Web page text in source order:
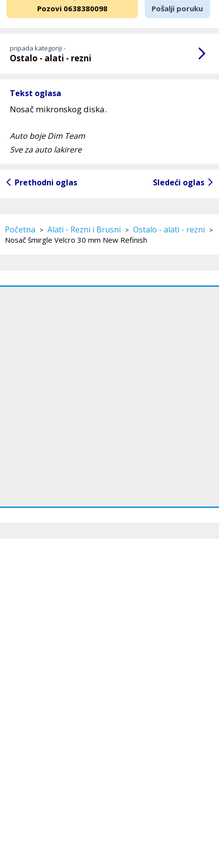
Pozovi 0638380098 Pošalji poruku
pripada kategoriji -
Ostalo - alati - rezni
Tekst oglasa
Nosač mikronskog diska.
Auto boje Dim Team
Sve za auto lakirere
Prethodni oglas Sledeći oglas
Početna > Alati - Rezni i Brusni > Ostalo - alati - rezni >
Nosač šmirgle Velcro 30 mm New Refinish